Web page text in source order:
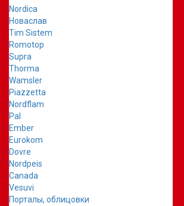
Nordica
Новаслав
Tim Sistem
Romotop
Supra
Thorma
Wamsler
Piazzetta
Nordflam
Pal
Ember
Eurokom
Dovre
Nordpeis
Canada
Vesuvi
Порталы, облицовки